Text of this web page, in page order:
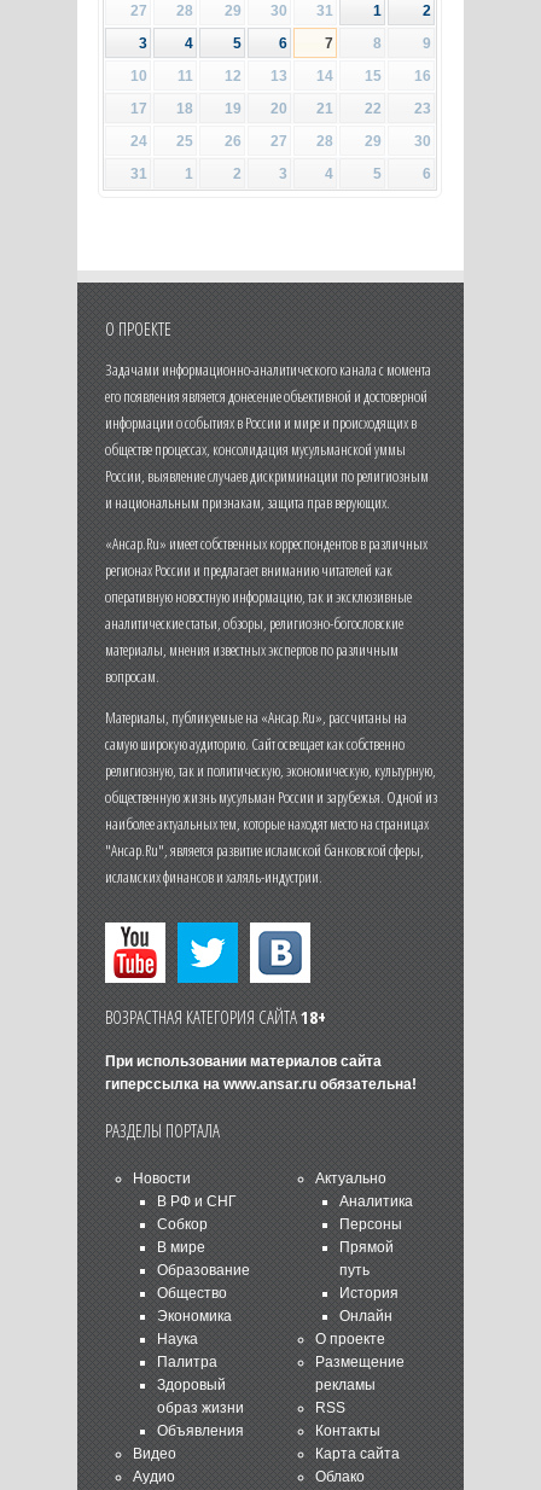
27 28 29 30 31 1
2
3
4 5 6 7 8
9
10
11 12 13 14 15
16
17
18 19 20 21 22
23
24
25 26 27 28 29
30
31
1 2 3 4 5 6
О ПРОЕКТЕ
Задачами информационно-аналитического канала с момента
его появления является донесение объективной и достоверной
информации о событиях в России и мире и происходящих в
обществе процессах, консолидация мусульманской уммы
России, выявление случаев дискриминации по религиозным
и национальным признакам, защита прав верующих.
«Ансар.Ru» имеет собственных корреспондентов в различных
регионах России и предлагает вниманию читателей как
оперативную новостную информацию, так и эксклюзивные
аналитические статьи, обзоры, религиозно-богословские
материалы, мнения известных экспертов по различным
вопросам.
Материалы, публикуемые на «Ансар.Ru», рассчитаны на
самую широкую аудиторию. Сайт освещает как собственно
религиозную, так и политическую, экономическую, культурную,
общественную жизнь мусульман России и зарубежья. Одной из
наиболее актуальных тем, которые находят место на страницах
"Ансар.Ru", является развитие исламской банковской сферы,
исламских финансов и халяль-индустрии.
ВОЗРАСТНАЯ КАТЕГОРИЯ САЙТА18+
При использовании материалов сайта
гиперссылка на www.ansar.ruобязательна!
РАЗДЕЛЫ ПОРТАЛА
Новости
В РФ и СНГ
Собкор
В мире
Образование
Общество
Экономика
Наука
Палитра
Здоровый
образ жизни
Объявления
Видео
Аудио
Актуально
Аналитика
Персоны
Прямой
путь
История
Онлайн
О проекте
Размещение
рекламы
RSS
Контакты
Карта сайта
Облако